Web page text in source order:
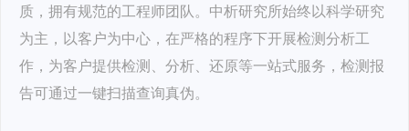
质，拥有规范的工程师团队。中析研究所始终以科学研究
为主，以客户为中心，在严格的程序下开展检测分析工
作，为客户提供检测、分析、还原等一站式服务，检测报
告可通过一键扫描查询真伪。